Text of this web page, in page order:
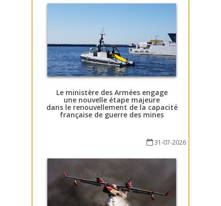
Le ministère des Armées engage
une nouvelle étape majeure
dans le renouvellement de la capacité
française de guerre des mines
31-07-2026